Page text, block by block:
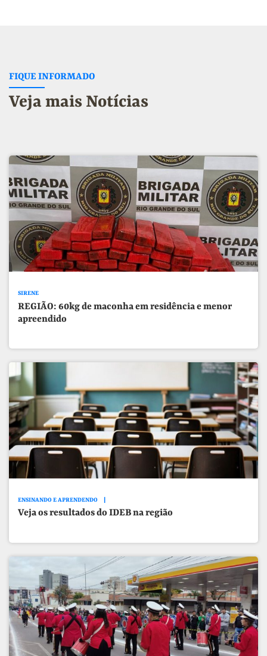
FIQUE INFORMADO
Veja mais Notícias
SIRENE
REGIÃO: 60kg de maconha em residência e menor
apreendido
ENSINANDO E APRENDENDO
Veja os resultados do IDEB na região